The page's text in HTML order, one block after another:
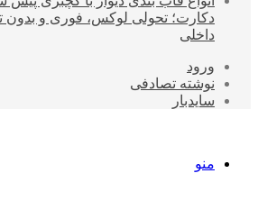
دکارت؛ تحولی لوکس، فوری و بدون
داخلی
ورود
نوشته تصادفی
سایدبار
منو